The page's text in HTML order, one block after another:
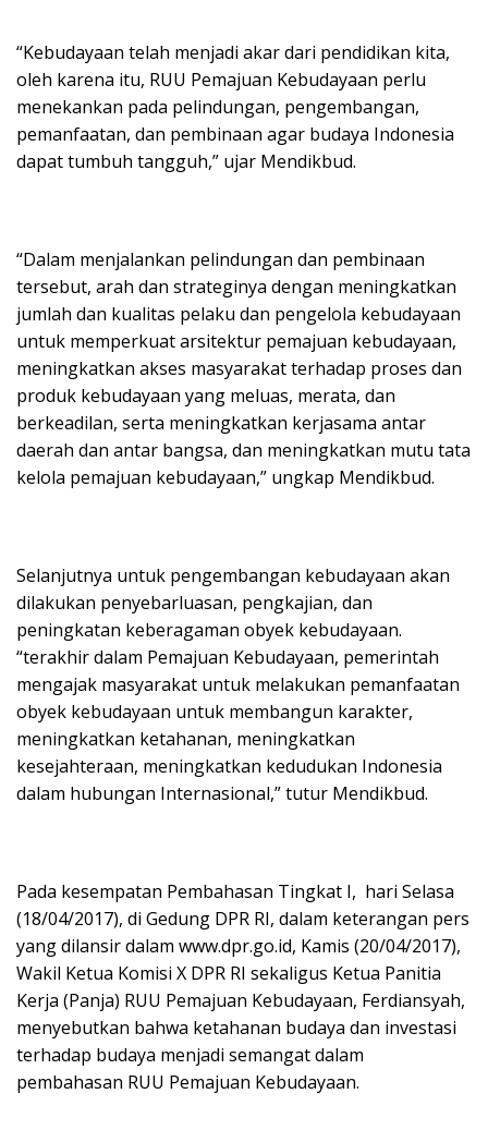
“Kebudayaan telah menjadi akar dari pendidikan kita,
oleh karena itu, RUU Pemajuan Kebudayaan perlu
menekankan pada pelindungan, pengembangan,
pemanfaatan, dan pembinaan agar budaya Indonesia
dapat tumbuh tangguh,” ujar Mendikbud.
“Dalam menjalankan pelindungan dan pembinaan
tersebut, arah dan strateginya dengan meningkatkan
jumlah dan kualitas pelaku dan pengelola kebudayaan
untuk memperkuat arsitektur pemajuan kebudayaan,
meningkatkan akses masyarakat terhadap proses dan
produk kebudayaan yang meluas, merata, dan
berkeadilan, serta meningkatkan kerjasama antar
daerah dan antar bangsa, dan meningkatkan mutu tata
kelola pemajuan kebudayaan,” ungkap Mendikbud.
Selanjutnya untuk pengembangan kebudayaan akan
dilakukan penyebarluasan, pengkajian, dan
peningkatan keberagaman obyek kebudayaan.
“terakhir dalam Pemajuan Kebudayaan, pemerintah
mengajak masyarakat untuk melakukan pemanfaatan
obyek kebudayaan untuk membangun karakter,
meningkatkan ketahanan, meningkatkan
kesejahteraan, meningkatkan kedudukan Indonesia
dalam hubungan Internasional,” tutur Mendikbud.
Pada kesempatan Pembahasan Tingkat I, hari Selasa
(18/04/2017), di Gedung DPR RI, dalam keterangan pers
yang dilansir dalam www.dpr.go.id, Kamis (20/04/2017),
Wakil Ketua Komisi X DPR RI sekaligus Ketua Panitia
Kerja (Panja) RUU Pemajuan Kebudayaan, Ferdiansyah,
menyebutkan bahwa ketahanan budaya dan investasi
terhadap budaya menjadi semangat dalam
pembahasan RUU Pemajuan Kebudayaan.